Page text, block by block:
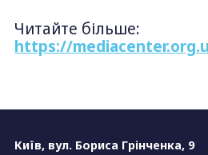
Читайте більше:
https://
Київ, вул. Бориса Грінченка, 9